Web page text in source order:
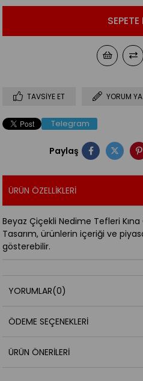
TAVSIYE ET YORUM
Telegram
Paylaş
ÜRÜN ÖZELLIKLERI
Beyaz Çiçekli Nedime Tefleri
Tasarım, ürünlerin içeriği ve
gösterebilir.
YORUMLAR(0)
ÖDEME SEÇENEKLERI
ÜRÜN ÖNERILERI